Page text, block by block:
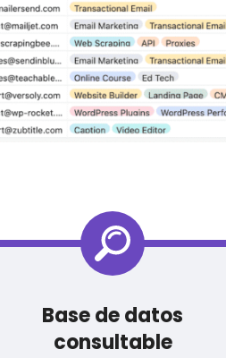
Base de datos
consultable